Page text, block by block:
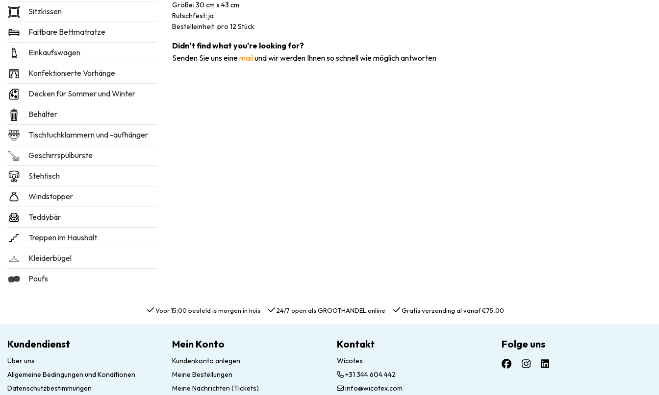
Sitzkissen
Faltbare Bettmatratze
Einkaufswagen
Konfektionierte Vorhänge
Decken für Sommer und Winter
Behälter
Tischtuchklammern und -aufhänger
Geschirrspülbürste
Stehtisch
Windstopper
Teddybär
Treppen im Haushalt
Kleiderbügel
Poufs
Größe: 30 cm x 43 cm
Rutschfest: ja
Bestelleinheit: pro 12 Stück
Didn't find what you're looking for?
Senden Sie uns einemailund wir werden Ihnen so schnell wie möglich antworten
Voor 15:00 besteld is morgen in huis 24/7 open als GROOTHANDEL online Gratis verzending al vanaf €75,00
Kundendienst
Über uns
Allgemeine Bedingungen und Konditionen
Datenschutzbestimmungen
Mein Konto
Kundenkonto anlegen
Meine Bestellungen
Meine Nachrichten (Tickets)
Kontakt
Wicotex
+31 344 604 442
info@wicotex.com
Folge uns